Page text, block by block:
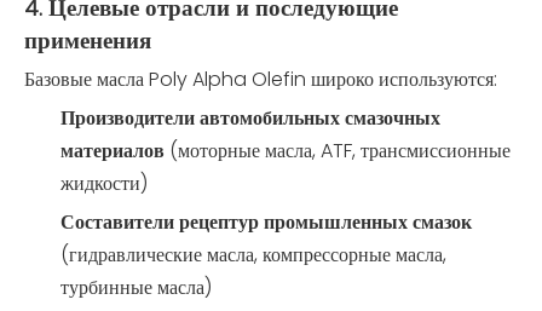
4. Целевые отрасли и последующие
применения
Базовые масла Poly Alpha Olefin широко используются:
Производители автомобильных смазочных
материалов (моторные масла, ATF, трансмиссионные
жидкости)
Составители рецептур промышленных смазок
(гидравлические масла, компрессорные масла,
турбинные масла)